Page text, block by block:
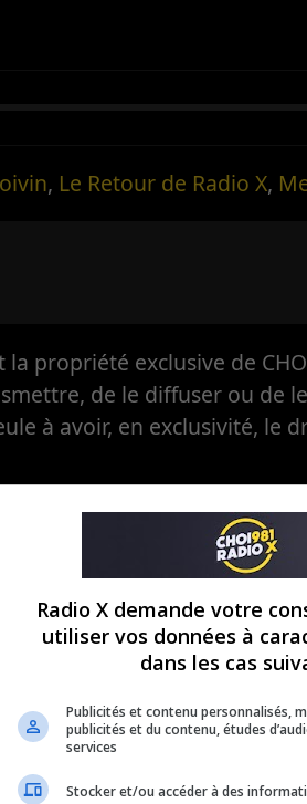
, Le Retour de Radio X,
propriété exclusive de
de le diffuser ou de
à avoir, en exclusivité, le
Radio X demande votre
utiliser vos données à
dans les cas
Publicités et contenu personnalisés,
publicités et du contenu, études
services
Stocker et/ou accéder à des